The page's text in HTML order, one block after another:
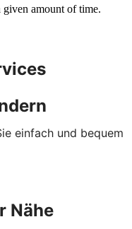
einfach und bequem
Nähe